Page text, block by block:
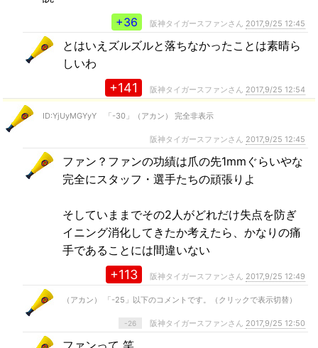
+36
阪神タイガースファンさん 2017,9/25 12:45
とはいえズルズルと落ちなかったことは素晴ら
しいわ
+141 阪神タイガースファンさん 2017,9/25 12:54
ID:YjUyMGYyY 「-30」（アカン） 完全非表示
阪神タイガースファンさん 2017,9/25 12:45
ファン？ファンの功績は爪の先1mmぐらいやな
完全にスタッフ・選手たちの頑張りよ
そしていままでその2人がどれだけ失点を防ぎ
イニング消化してきたか考えたら、かなりの痛
手であることには間違いない
+113 阪神タイガースファンさん 2017,9/25 12:49
（アカン） 「-25」以下のコメントです。（クリックで表示切替）
-26 阪神タイガースファンさん 2017,9/25 12:50